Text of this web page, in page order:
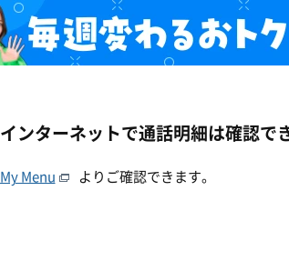
インターネットで通話明細は確認で
My Menu よりご確認できます。